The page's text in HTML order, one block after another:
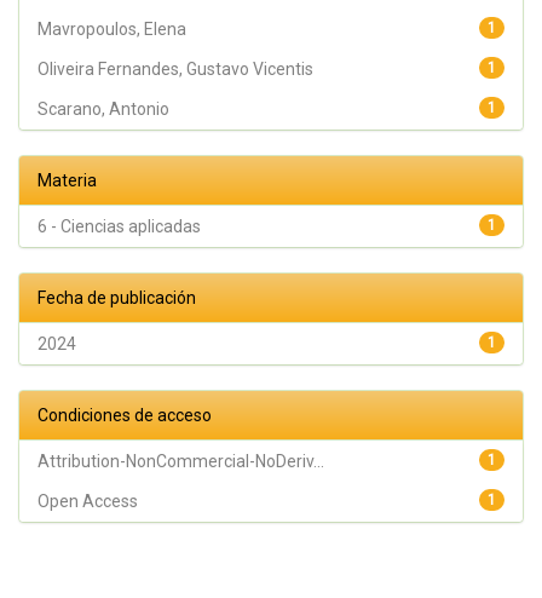
1
Mavropoulos, Elena
1
Oliveira Fernandes, Gustavo Vicentis
1
Scarano, Antonio
Materia
1
6 - Ciencias aplicadas
Fecha de publicación
1
2024
Condiciones de acceso
1
Attribution-NonCommercial-NoDeriv...
1
Open Access